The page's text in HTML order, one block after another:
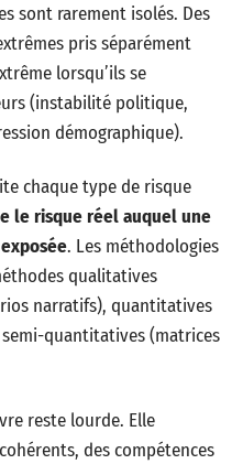
sont rarement isolés. Des
pris séparément
lorsqu’ils se
(instabilité politique,
démographique).
chaque type de risque
le risque réel auquel une
. Les méthodologies
qualitatives
narratifs), quantitatives
quantitatives (matrices
reste lourde. Elle
des compétences